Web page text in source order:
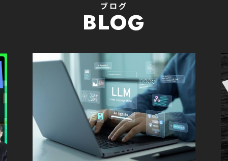
ブログ
BLOG